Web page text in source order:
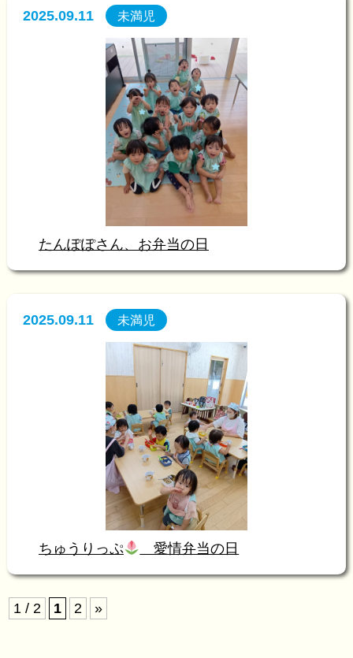
2025.09.11 未満児
たんぽぽさん、お弁当の日
2025.09.11 未満児
ちゅうりっぷ 愛情弁当の日
1 / 2 1 2 »